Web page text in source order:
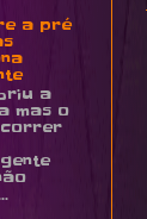
a pré
a
mas o